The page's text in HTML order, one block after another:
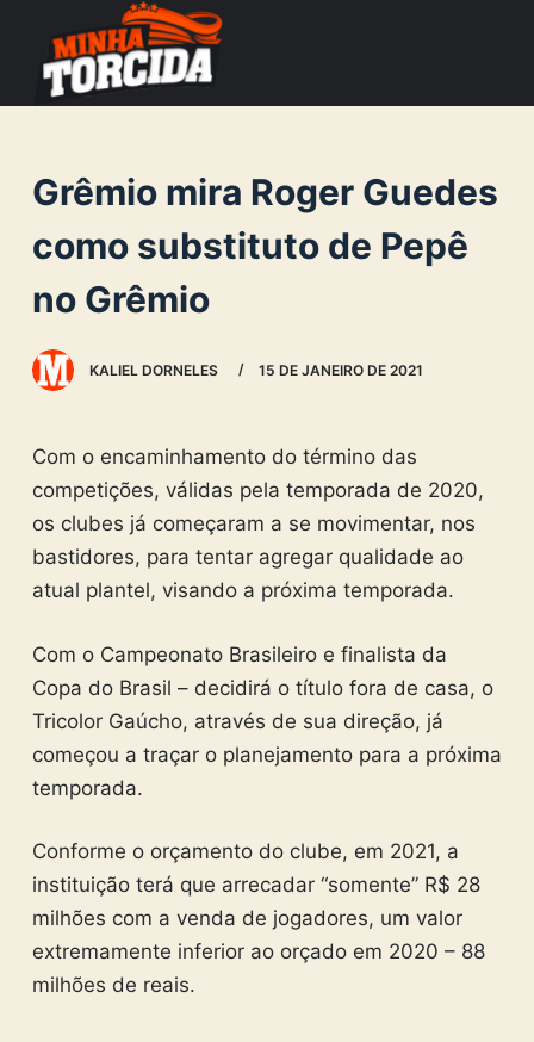
o
o
n
e
Grêmio mira Roger Guedes
como substituto de Pepê
no Grêmio
KALIEL DORNELES 15 DE JANEIRO DE 2021
Com o encaminhamento do término das
competições, válidas pela temporada de 2020,
os clubes já começaram a se movimentar, nos
bastidores, para tentar agregar qualidade ao
atual plantel, visando a próxima temporada.
Com o Campeonato Brasileiro e finalista da
Copa do Brasil – decidirá o título fora de casa, o
Tricolor Gaúcho, através de sua direção, já
começou a traçar o planejamento para a próxima
temporada.
Conforme o orçamento do clube, em 2021, a
instituição terá que arrecadar “somente” R$ 28
milhões com a venda de jogadores, um valor
extremamente inferior ao orçado em 2020 – 88
milhões de reais.